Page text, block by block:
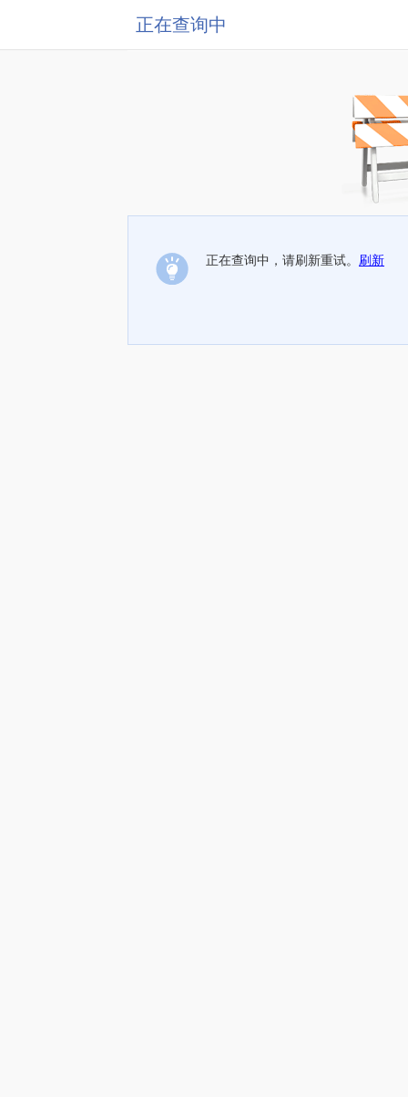
正在查询中
正在查询中，请刷新重试。 刷新